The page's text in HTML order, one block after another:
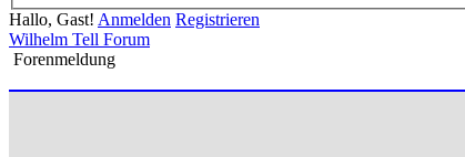
Hallo, Gast! Anmelden Registrieren
Wilhelm Tell Forum
Forenmeldung